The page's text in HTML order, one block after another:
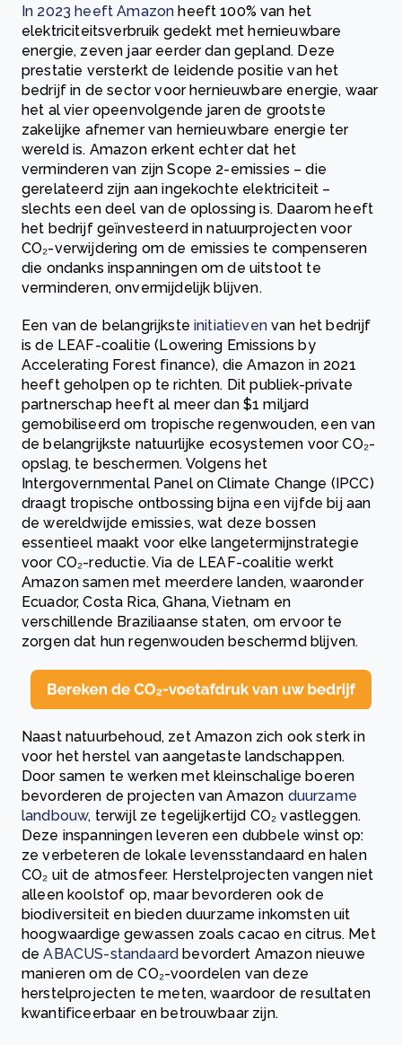
In 2023 heeftAmazon heeft 100% van het
elektriciteitsverbruik gedekt met hernieuwbare
energie, zeven jaar eerder dan gepland. Deze
prestatie versterkt de leidende positie van het
bedrijf in de sector voor hernieuwbare energie, waar
het al vier opeenvolgende jaren de grootste
zakelijke afnemer van hernieuwbare energie ter
wereld is. Amazon erkent echter dat het
verminderen van zijn Scope 2-emissies – die
gerelateerd zijn aan ingekochte elektriciteit –
slechts een deel van de oplossing is. Daarom heeft
het bedrijf geïnvesteerd in natuurprojecten voor
CO₂-verwijdering om de emissies te compenseren
die ondanks inspanningen om de uitstoot te
verminderen, onvermijdelijk blijven.
Een van de belangrijksteinitiatievenvan het bedrijf
is de LEAF-coalitie (Lowering Emissions by
Accelerating Forest finance), die Amazon in 2021
heeft geholpen op te richten. Dit publiek-private
partnerschap heeft al meer dan $1 miljard
gemobiliseerd om tropische regenwouden, een van
de belangrijkste natuurlijke ecosystemen voor CO₂-
opslag, te beschermen. Volgens het
Intergovernmental Panel on Climate Change (IPCC)
draagt tropische ontbossing bijna een vijfde bij aan
de wereldwijde emissies, wat deze bossen
essentieel maakt voor elke langetermijnstrategie
voor CO₂-reductie. Via de LEAF-coalitie werkt
Amazon samen met meerdere landen, waaronder
Ecuador, Costa Rica, Ghana, Vietnam en
verschillende Braziliaanse staten, om ervoor te
zorgen dat hun regenwouden beschermd blijven.
Naast natuurbehoud, zet Amazon zich ook sterk in
voor het herstel van aangetaste landschappen.
Door samen te werken met kleinschalige boeren
bevorderen de projecten van Amazon duurzame
landbouw, terwijl ze tegelijkertijd CO₂ vastleggen.
Deze inspanningen leveren een dubbele winst op:
ze verbeteren de lokale levensstandaard en halen
CO₂ uit de atmosfeer. Herstelprojecten vangen niet
alleen koolstof op, maar bevorderen ook de
biodiversiteit en bieden duurzame inkomsten uit
hoogwaardige gewassen zoals cacao en citrus. Met
deABACUS-standaard bevordert Amazon nieuwe
manieren om de CO₂-voordelen van deze
herstelprojecten te meten, waardoor de resultaten
kwantificeerbaar en betrouwbaar zijn.